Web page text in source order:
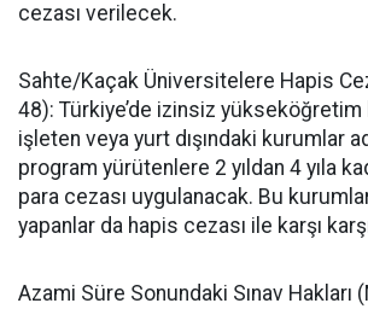
cezası verilecek.
​Sahte/Kaçak Üniversitelere Hapis
48): Türkiye’de izinsiz
işleten veya yurt dışındaki kurumlar
program yürütenlere 2 yıldan 4 yıla
para cezası uygulanacak. Bu
yapanlar da hapis cezası ile karşı
​Azami Süre Sonundaki Sınav Hakları